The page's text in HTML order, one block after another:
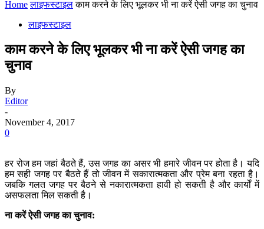
Home लाइफस्टाइल काम करने के लिए भूलकर भी ना करें ऐसी जगह का चुनाव
लाइफस्टाइल
काम करने के लिए भूलकर भी ना करें ऐसी जगह का
चुनाव
By
Editor
-
November 4, 2017
0
हर रोज हम जहां बैठते हैं, उस जगह का असर भी हमारे जीवन पर होता है। यदि
हम सही जगह पर बैठते हैं तो जीवन में सकारात्मकता और प्रेम बना रहता है।
जबकि गलत जगह पर बैठने से नकारात्मकता हावी हो सकती है और कार्यों में
असफलता मिल सकती है।
ना करें ऐसी जगह का चुनाव: